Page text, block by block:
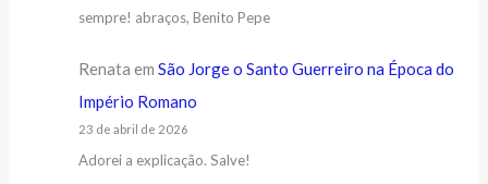
sempre! abraços, Benito Pepe
Renata em São Jorge o Santo Guerreiro na Época do
Império Romano
23 de abril de 2026
Adorei a explicação. Salve!